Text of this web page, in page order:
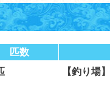
匹数
【釣り場